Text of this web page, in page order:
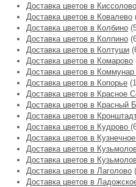
Доставка цветов в Киссолово
Доставка цветов в Ковалево
Доставка цветов в Колбино
Доставка цветов в Колпино
Доставка цветов в Колтуши
Доставка цветов в Комарово
Доставка цветов в Коммунар
Доставка цветов в Копорье
Доставка цветов в Красное
Доставка цветов в Красный
Доставка цветов в
Доставка цветов в Кудрово
Доставка цветов в
Доставка цветов в
Доставка цветов в
Доставка цветов в Лаголово
Доставка цветов в